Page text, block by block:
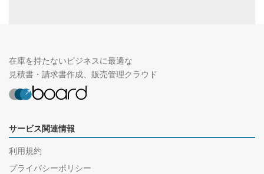
在庫を持たないビジネスに最適な
見積書・請求書作成、販売管理クラウド
サービス関連情報
利用規約
プライバシーポリシー